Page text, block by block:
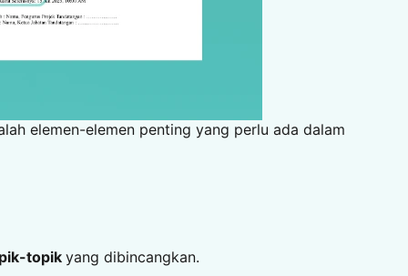
elemen-elemen penting yang perlu ada dalam
topik yang dibincangkan.